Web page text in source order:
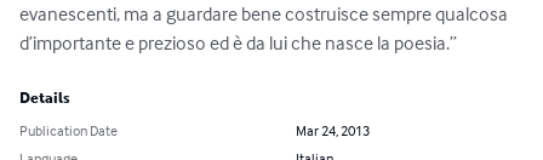
evanescenti, ma a guardare bene costruisce sempre qualcosa
d’importante e prezioso ed è da lui che nasce la poesia.”
Details
Publication Date
Mar 24, 2013